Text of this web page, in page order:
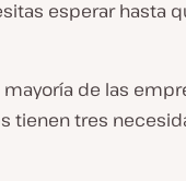
esperar hasta
mayoría de las
tienen tres